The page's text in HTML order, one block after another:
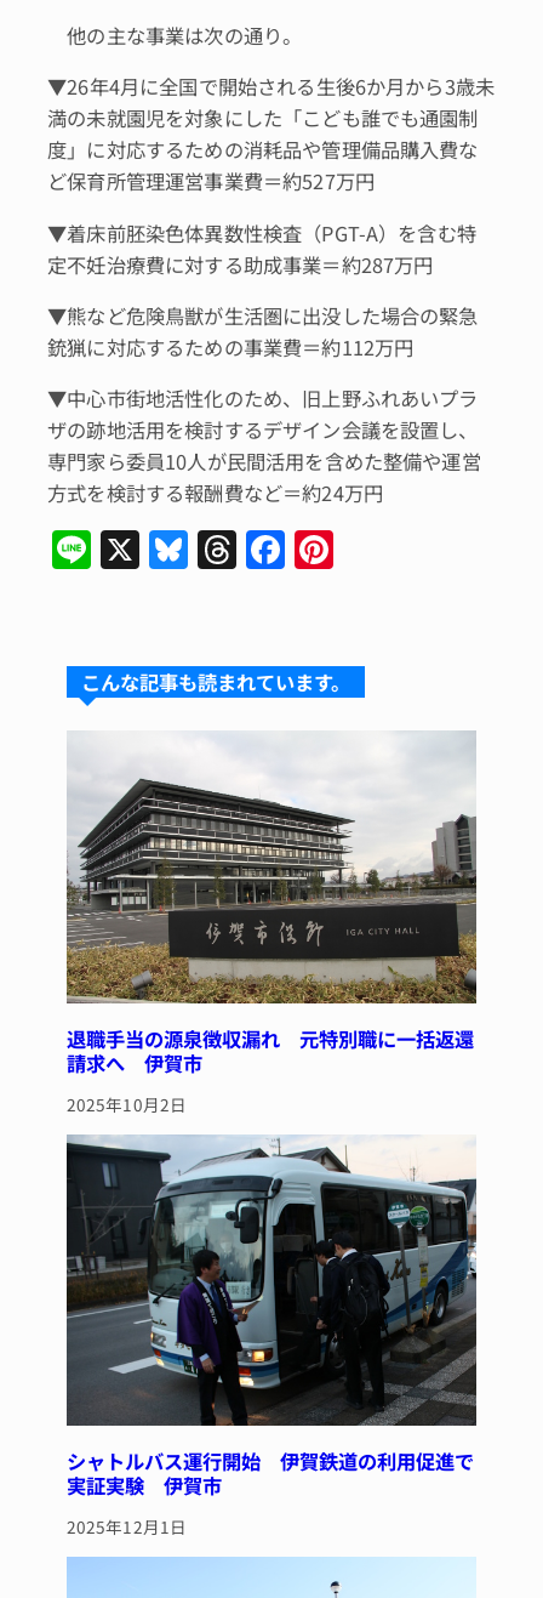
他の主な事業は次の通り。
▼26年4月に全国で開始される生後6か月から3歳未
満の未就園児を対象にした「こども誰でも通園制
度」に対応するための消耗品や管理備品購入費な
ど保育所管理運営事業費＝約527万円
▼着床前胚染色体異数性検査（PGT-A）を含む特
定不妊治療費に対する助成事業＝約287万円
▼熊など危険鳥獣が生活圏に出没した場合の緊急
銃猟に対応するための事業費＝約112万円
▼中心市街地活性化のため、旧上野ふれあいプラ
ザの跡地活用を検討するデザイン会議を設置し、
専門家ら委員10人が民間活用を含めた整備や運営
方式を検討する報酬費など＝約24万円
Li
n
X Bl
u
s
k
y
T
hr
a
d
s
F
a
e
b
o
k
re
st
こんな記事も読まれています。
退職手当の源泉徴収漏れ 元特別職に一括返還
請求へ 伊賀市
2025年10月2日
シャトルバス運行開始 伊賀鉄道の利用促進で
実証実験 伊賀市
2025年12月1日